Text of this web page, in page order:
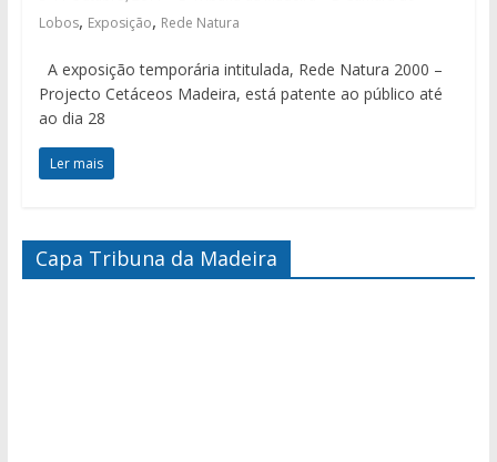
Lobos, Exposição, Rede Natura
A exposição temporária intitulada, Rede Natura 2000 –
Projecto Cetáceos Madeira, está patente ao público até
ao dia 28
Ler mais
Capa Tribuna da Madeira